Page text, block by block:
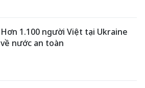
Hơn 1.100 người Việt tại Ukraine
về nước an toàn